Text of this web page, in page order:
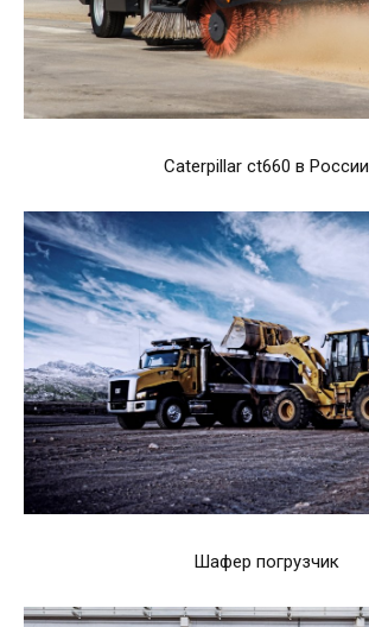
Caterpillar ct660 в России
Шафер погрузчик